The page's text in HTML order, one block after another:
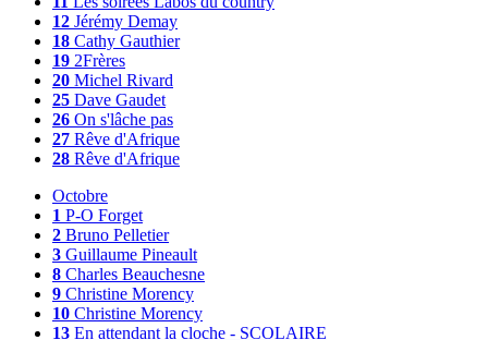
12 Jérémy Demay
18 Cathy Gauthier
19 2Frères
20 Michel Rivard
25 Dave Gaudet
26 On s'lâche pas
27 Rêve d'Afrique
28 Rêve d'Afrique
Octobre
1 P-O Forget
2 Bruno Pelletier
3 Guillaume Pineault
8 Charles Beauchesne
9 Christine Morency
10 Christine Morency
13 En attendant la cloche - SCOLAIRE